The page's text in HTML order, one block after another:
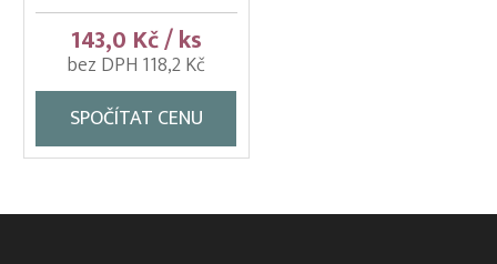
143,0 Kč / ks
bez DPH 118,2 Kč
SPOČÍTAT CENU